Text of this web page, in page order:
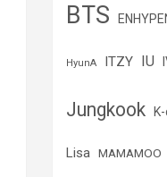
BTS
HyunA ITZY IU
Jungkook
Lisa MAMAMOO